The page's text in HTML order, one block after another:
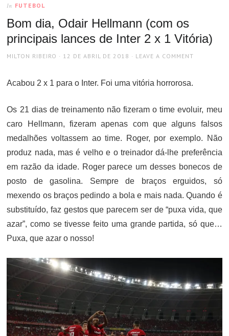
In FUTEBOL
Bom dia, Odair Hellmann (com os
principais lances de Inter 2 x 1 Vitória)
AUTHOR
MILTON RIBEIRO
POSTED
12 DE ABRIL DE 2018 LEAVE A COMMENT
Acabou 2 x 1 para o Inter. Foi uma vitória horrorosa.
Os 21 dias de treinamento não fizeram o time evoluir, meu
caro Hellmann, fizeram apenas com que alguns falsos
medalhões voltassem ao time. Roger, por exemplo. Não
produz nada, mas é velho e o treinador dá-lhe preferência
em razão da idade. Roger parece um desses bonecos de
posto de gasolina. Sempre de braços erguidos, só
mexendo os braços pedindo a bola e mais nada. Quando é
substituído, faz gestos que parecem ser de “puxa vida, que
azar”, como se tivesse feito uma grande partida, só que…
Puxa, que azar o nosso!